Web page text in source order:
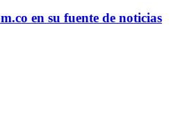
en su fuente de noticias